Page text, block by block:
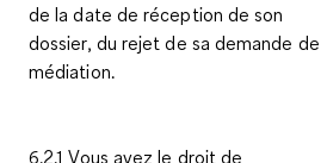
de la date de réception de son
dossier, du rejet de sa demande de
médiation.
6.2.1 Vous avez le droit de